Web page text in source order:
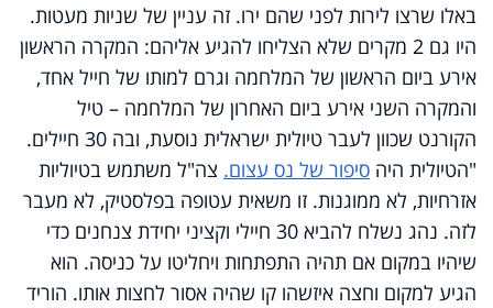
באלו שרצו לירות לפני שהם ירו. זה עניין של שניות מעטות.
היו גם 2 מקרים שלא הצליחו להגיע אליהם: המקרה הראשון
אירע ביום הראשון של המלחמה וגרם למותו של חייל אחד,
והמקרה השני אירע ביום האחרון של המלחמה – טיל
הקורנט שכוון לעבר טיולית ישראלית נוסעת, ובה 30 חיילים.
"הטיולית היה סיפור של נס עצום. צה"ל משתמש בטיוליות
אזרחיות, לא ממוגנות. זו משאית עטופה בפלסטיק, לא מעבר
לזה. נהג נשלח להביא 30 חיילי וקציני יחידת צנחנים כדי
שיהיו במקום אם תהיה התפתחות ויחליטו על כניסה. הוא
הגיע למקום וחצה איזשהו קו שהיה אסור לחצות אותו. הוריד